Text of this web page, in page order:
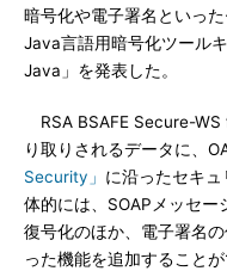
暗号化や電子署名といっ
Java言語用暗号化ツール
Java」を発表した。
RSA BSAFE Secure-
り取りされるデータに、
Security」 に沿ったセキ
体的には、SOAPメッセー
復号化のほか、電子署名
った機能を追加することが